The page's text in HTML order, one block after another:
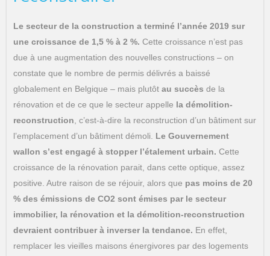
Le secteur de la construction a terminé l’année 2019 sur
une croissance de 1,5 % à 2 %. Cette croissance n’est pas
due à une augmentation des nouvelles constructions – on
constate que le nombre de permis délivrés a baissé
globalement en Belgique – mais plutôt au succès de la
rénovation et de ce que le secteur appelle la démolition-
reconstruction , c’est-à-dire la reconstruction d’un bâtiment sur
l’emplacement d’un bâtiment démoli. Le Gouvernement
wallon s’est engagé à stopper l’étalement urbain. Cette
croissance de la rénovation parait, dans cette optique, assez
positive. Autre raison de se réjouir, alors que pas moins de 20
% des émissions de CO2 sont émises par le secteur
immobilier, la rénovation et la démolition-reconstruction
devraient contribuer à inverser la tendance. En effet,
remplacer les vieilles maisons énergivores par des logements